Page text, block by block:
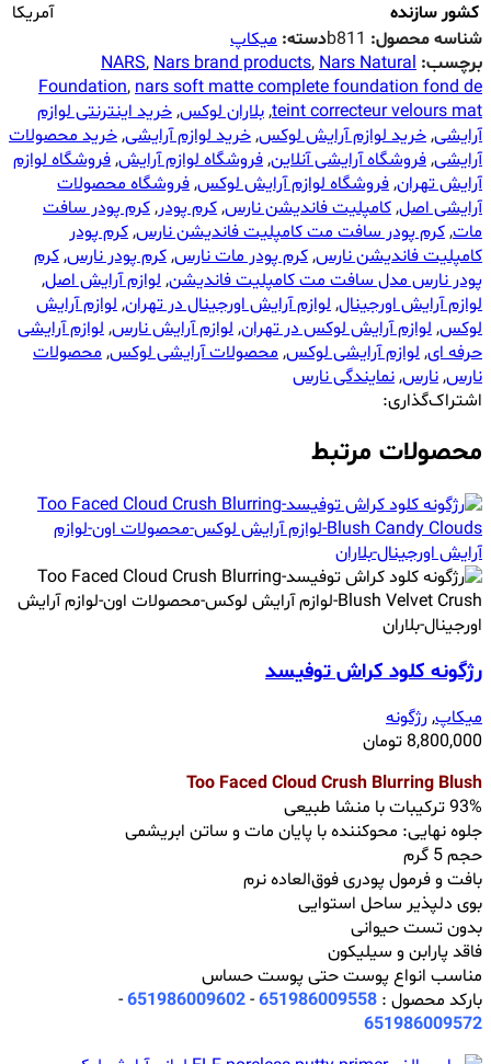
کشور سازنده
آمریکا
شناسه محصول: b811دسته: میکاپ
برچسب:
NARS,Nars brand products,Nars Natural
Foundation,nars soft matte complete foundation fond de
teint correcteur velours mat
,بلاران لوکس,خرید اینترنتی لوازم
آرایشی,خرید لوازم آرایش لوکس,خرید لوازم آرایشی,خرید محصولات
آرایشی,فروشگاه آرایشی آنلاین,فروشگاه لوازم آرایش,فروشگاه لوازم
آرایش تهران,فروشگاه لوازم آرایش لوکس,فروشگاه محصولات
آرایشی اصل,کامپلیت فاندیشن نارس,کرم پودر,کرم پودر سافت
مات,کرم پودر سافت مت کامپلیت فاندیشن نارس,کرم پودر
کامپلیت فاندیشن نارس,کرم پودر مات نارس,کرم پودر نارس,کرم
پودر نارس مدل سافت مت کامپلیت فاندیشن,لوازم آرایش اصل,
لوازم آرایش اورجینال,لوازم آرایش اورجینال در تهران,لوازم آرایش
لوکس,لوازم آرایش لوکس در تهران,لوازم آرایش نارس,لوازم آرایشی
حرفه ای,لوازم آرایشی لوکس,محصولات آرایشی لوکس,محصولات
نارس,نارس,نمایندگی نارس
اشتراک‌گذاری:
محصولات مرتبط
رژگونه کلود کراش توفیسد
میکاپ,رژگونه
8,800,000 تومان
Too Faced Cloud Crush Blurring Blush
93% ترکیبات با منشا طبیعی
جلوه نهایی: محوکننده با پایان مات و ساتن ابریشمی
حجم 5 گرم
بافت و فرمول پودری فوق‌العاده نرم
بوی دلپذیر ساحل استوایی
بدون تست حیوانی
فاقد پارابن و سیلیکون
مناسب انواع پوست حتی پوست حساس
بارکد محصول : 651986009558
-
651986009602
-
651986009572